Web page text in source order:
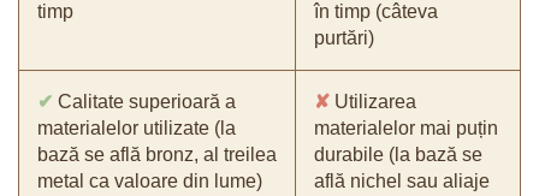
timp
în timp (câteva
purtări)
✔ Calitate superioară a
materialelor utilizate (la
bază se află bronz, al treilea
metal ca valoare din lume)
✘ Utilizarea
materialelor mai puțin
durabile (la bază se
află nichel sau aliaje